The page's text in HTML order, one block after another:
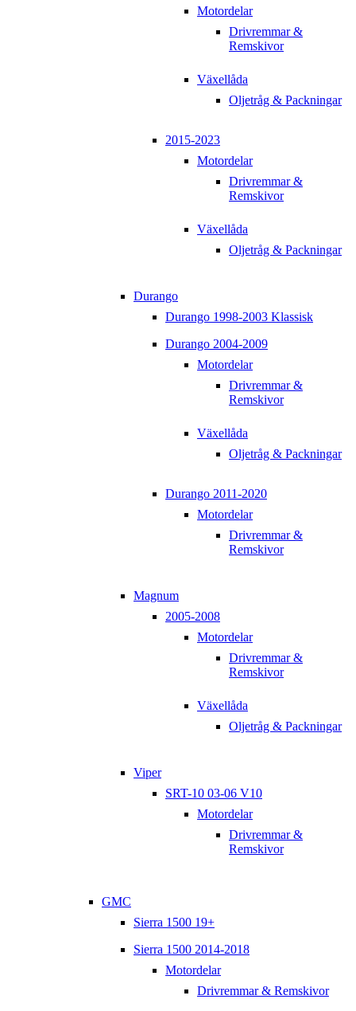
Motordelar
Drivremmar &
Remskivor
Växellåda
Oljetråg & Packningar
2015-2023
Motordelar
Drivremmar &
Remskivor
Växellåda
Oljetråg & Packningar
Durango
Durango 1998-2003 Klassisk
Durango 2004-2009
Motordelar
Drivremmar &
Remskivor
Växellåda
Oljetråg & Packningar
Durango 2011-2020
Motordelar
Drivremmar &
Remskivor
Magnum
2005-2008
Motordelar
Drivremmar &
Remskivor
Växellåda
Oljetråg & Packningar
Viper
SRT-10 03-06 V10
Motordelar
Drivremmar &
Remskivor
GMC
Sierra 1500 19+
Sierra 1500 2014-2018
Motordelar
Drivremmar & Remskivor